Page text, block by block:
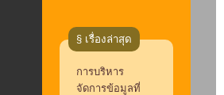
§ เรื่องล่าสุด
การบริหาร
จัดการข้อมูลที่